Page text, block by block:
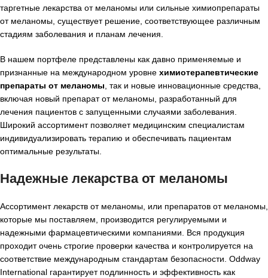
таргетные лекарства от меланомы или сильные химиопрепараты
от меланомы, существует решение, соответствующее различным
стадиям заболевания и планам лечения.
В нашем портфеле представлены как давно применяемые и
признанные на международном уровне химиотерапевтические
препараты от меланомы , так и новые инновационные средства,
включая новый препарат от меланомы, разработанный для
лечения пациентов с запущенными случаями заболевания.
Широкий ассортимент позволяет медицинским специалистам
индивидуализировать терапию и обеспечивать пациентам
оптимальные результаты.
Надежные лекарства от меланомы
Ассортимент лекарств от меланомы, или препаратов от меланомы,
которые мы поставляем, производится регулируемыми и
надежными фармацевтическими компаниями. Вся продукция
проходит очень строгие проверки качества и контролируется на
соответствие международным стандартам безопасности. Oddway
International гарантирует подлинность и эффективность как